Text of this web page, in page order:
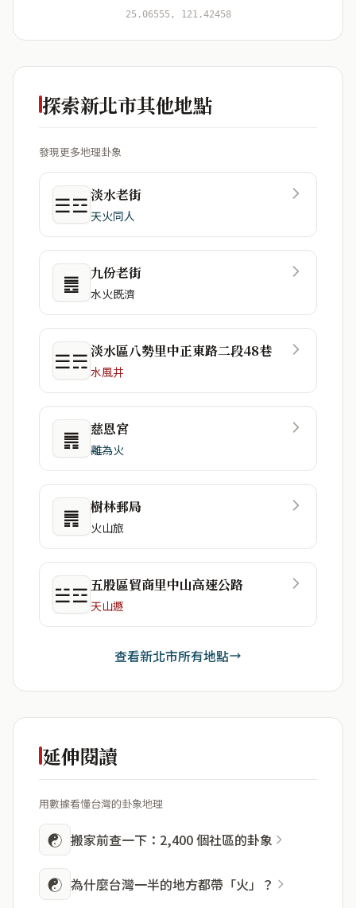
資料僅用於即時分析，不會儲存於伺服器
25.06555, 121.42458
探索新北市其他地點
發現更多地理卦象
☰☲淡水老街
天火同人
䷌ 九份老街
水火既濟
☰☴淡水區八勢里中正東路二段48巷
水風井
䷠ 慈恩宮
離為火
䷠ 樹林郵局
火山旅
☱☲ 五股區貿商里中山高速公路
天山遯
查看新北市所有地點
延伸閱讀
用數據看懂台灣的卦象地理
☯ 搬家前查一下：2,400 個社區的卦象
☯ 為什麼台灣一半的地方都帶「火」？